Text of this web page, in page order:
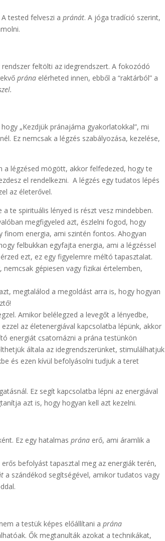
A tested felveszi apránát. A jóga tradíció szerint,
rendszer feltölti az idegrendszert. A fokozódó
prána elérheted innen, ebből a “raktárból” a
„Kezdjük pránajáma gyakorlatokkal”, mi
Ez nemcsak a légzés szabályozása, kezelése,
légzésed mögött, akkor felfedezed, hogy te
el rendelkezni. A légzés egy tudatos lépés
az életerővel.
te spirituális lényed is részt vesz mindebben.
megfigyeled azt, észlelni fogod, hogy
finom energia, ami szintén fontos. Ahogyan
felbukkan egyfajta energia, ami a légzéssel
ezt, ez egy figyelemre méltó tapasztalat.
gépiesen vagy fizikai értelemben,
megtalálod a megoldást arra is, hogy hogyan
Amikor belélegzed a levegőt a lényedbe,
az életenergiával kapcsolatba lépünk, akkor
energiát csatornázni a prána testünkön
általa az idegrendszerünket, stimulálhatjuk
és ezen kívül befolyásolni tudjuk a teret
Ez segít kapcsolatba lépni az energiával
azt is, hogy hogyan kell azt kezelni.
Ez egy hatalmasprána erő, ami áramlik a
befolyást tapasztal meg az energiák terén,
a szándékod segítségével, amikor tudatos vagy
a testük képes előállítani a prána
Ők megtanulták azokat a technikákat,